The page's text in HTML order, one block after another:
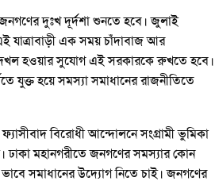
জনগণের দুঃখ দূর্দশা শুনতে হবে। জুলাই
যাত্রাবাড়ী এক সময় চাঁদাবাজ আর
দখল হওয়ার সুযোগ এই সরকারকে রুখতে হবে।
যুক্ত হয়ে সমস্যা সমাধানের রাজনীতিতে
বিরোধী আন্দোলনে সংগ্রামী ভুমিকা
ঢাকা মহানগরীতে জনগণের সমস্যার কোন
সমাধানের উদ্যোগ নিতে চাই। জনগণের